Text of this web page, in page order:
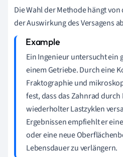
Die Wahl der Methode hängt
der Auswirkung des Versagens
Ein Ingenieur untersucht ein
einem Getriebe. Durch eine
Fraktographie und
fest, dass das Zahnrad
wiederholter Lastzyklen
Ergebnissen empfiehlt er
oder eine neue
Lebensdauer zu verlängern.